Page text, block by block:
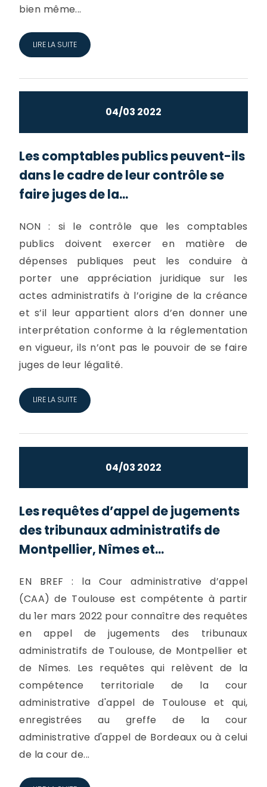
bien même...
LIRE LA SUITE
04/03 2022
Les comptables publics peuvent-ils
dans le cadre de leur contrôle se
faire juges de la...
NON : si le contrôle que les comptables
publics doivent exercer en matière de
dépenses publiques peut les conduire à
porter une appréciation juridique sur les
actes administratifs à l’origine de la créance
et s’il leur appartient alors d’en donner une
interprétation conforme à la réglementation
en vigueur, ils n’ont pas le pouvoir de se faire
juges de leur légalité.
LIRE LA SUITE
04/03 2022
Les requêtes d’appel de jugements
des tribunaux administratifs de
Montpellier, Nîmes et...
EN BREF : la Cour administrative d’appel
(CAA) de Toulouse est compétente à partir
du 1er mars 2022 pour connaître des requêtes
en appel de jugements des tribunaux
administratifs de Toulouse, de Montpellier et
de Nîmes. Les requêtes qui relèvent de la
compétence territoriale de la cour
administrative d'appel de Toulouse et qui,
enregistrées au greffe de la cour
administrative d'appel de Bordeaux ou à celui
de la cour de...